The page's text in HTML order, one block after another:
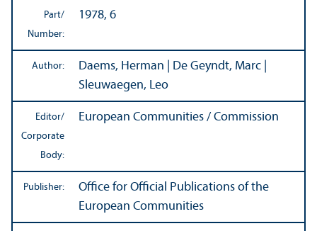
Part/
Number:
1978, 6
Author:
Daems, Herman | De Geyndt, Marc |
Sleuwaegen, Leo
Editor/
Corporate
Body:
European Communities / Commission
Publisher:
Office for Official Publications of the
European Communities